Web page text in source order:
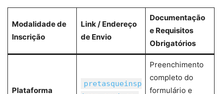
Modalidade de
Inscrição
Link / Endereço
de Envio
Documentação
e Requisitos
Obrigatórios
Plataforma
pretasqueinsp
Preenchimento
completo do
formulário e